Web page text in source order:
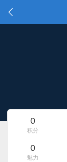
0
积分
0
魅力